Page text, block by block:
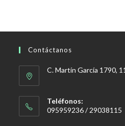
Contáctanos
C. Martín García 1790,
Teléfonos:
095959236 / 29038115